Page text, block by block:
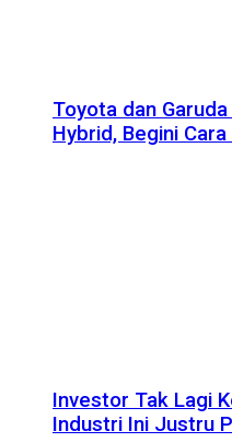
Toyota dan
Hybrid, Begini
Investor Tak Lagi
Industri Ini Justru